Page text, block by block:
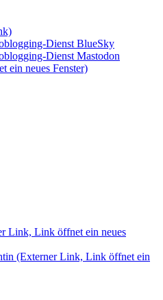
Dienst BlueSky
Dienst Mastodon
ein neues Fenster)
Link, Link öffnet ein neues
(Externer Link, Link öffnet ein